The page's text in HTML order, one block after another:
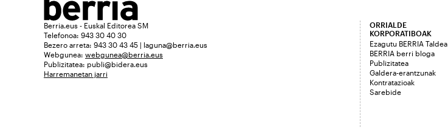
Berria.eus - Euskal Editorea SM
Telefonoa: 943 30 40 30
Bezero arreta: 943 30 43 45 | laguna@berria.eus
Webgunea: webgunea@berria.eus
Publizitatea: publi@bidera.eus
Harremanetan jarri
ORRIALDE
KORPORATIBOAK
Ezagutu BERRIA Taldea
BERRIA berri bloga
Publizitatea
Galdera-erantzunak
Kontratazioak
Sarebide